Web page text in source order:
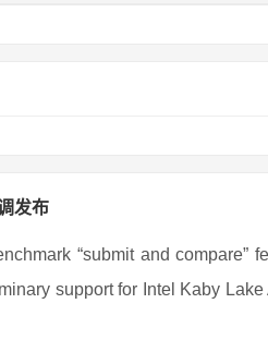
发布
“submit and compare”
support for Intel Kaby